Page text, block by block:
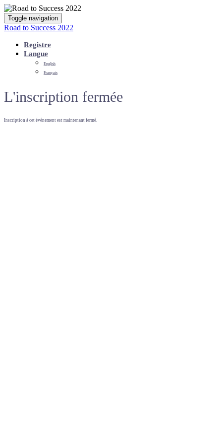
Toggle navigation
Road to Success 2022
Registre
Langue
English
Français
L'inscription fermée
Inscription à cet événement est maintenant fermé.